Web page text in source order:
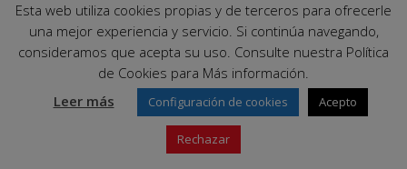
Ayuntamiento de Palma del Río. Plaza Mayor de Andalucía, 1 C.P:
14700 – Palma del Río (Córdoba)
Email:ayuntamiento@palmadelrio.es
Teléfono: 957 71 02 44 | Fax: 957 64 47 39
Esta web utiliza cookies propias y de terceros para ofrecerle
una mejor experiencia y servicio. Si continúa navegando,
consideramos que acepta su uso. Consulte nuestra Política
de Cookies para Más información.
Leer más
Configuración de cookies Acepto
Rechazar